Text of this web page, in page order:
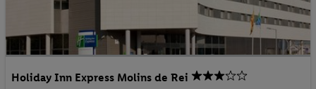
Holiday Inn Express Molins de Rei